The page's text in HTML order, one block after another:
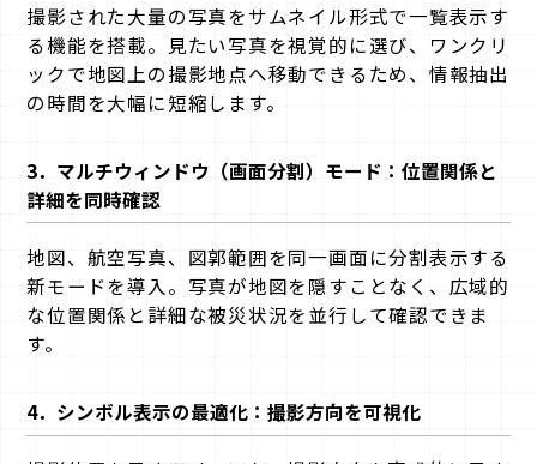
撮影された大量の写真をサムネイル形式で一覧表示す
る機能を搭載。見たい写真を視覚的に選び、ワンクリ
ックで地図上の撮影地点へ移動できるため、情報抽出
の時間を大幅に短縮します。
3． マルチウィンドウ（画面分割）モード：位置関係と
詳細を同時確認
地図、航空写真、図郭範囲を同一画面に分割表示する
新モードを導入。写真が地図を隠すことなく、広域的
な位置関係と詳細な被災状況を並行して確認できま
す。
4． シンボル表示の最適化：撮影方向を可視化